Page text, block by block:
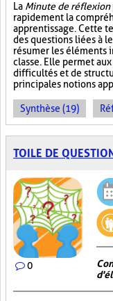
La Minute de réflexion
rapidement la
apprentissage. Cette
des questions liées à
résumer les éléments
classe. Elle permet
difficultés et de
principales notions
Synthèse (19)
TOILE DE
0